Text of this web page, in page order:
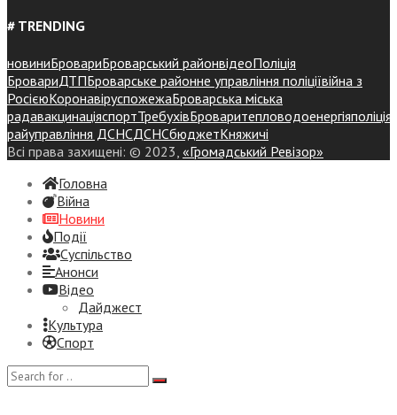
# TRENDING
новиниБровариБроварський районвідеоПоліція
БровариДТПБроварське районне управління поліціївійна з
РосієюКоронавіруспожежаБроварська міська
радавакцинаціяспортТребухівБроваритепловодоенергіяполіція
райуправління ДСНСДСНСбюджетКняжичі
Всі права захищені: © 2023, «Громадський Ревізор»
Головна
Війна
Новини
Події
Суспiльство
Анонси
Відео
Дайджест
Культура
Спорт